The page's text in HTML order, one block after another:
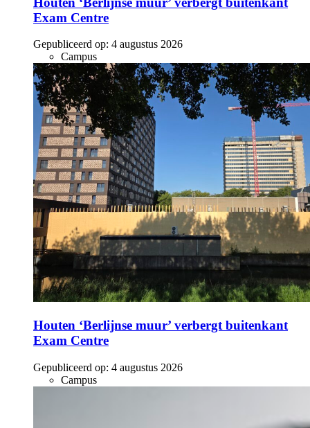
Exam Centre
Gepubliceerd op: 4 augustus 2026
Campus
Houten ‘Berlijnse muur’ verbergt buitenkant
Exam Centre
Gepubliceerd op: 4 augustus 2026
Campus